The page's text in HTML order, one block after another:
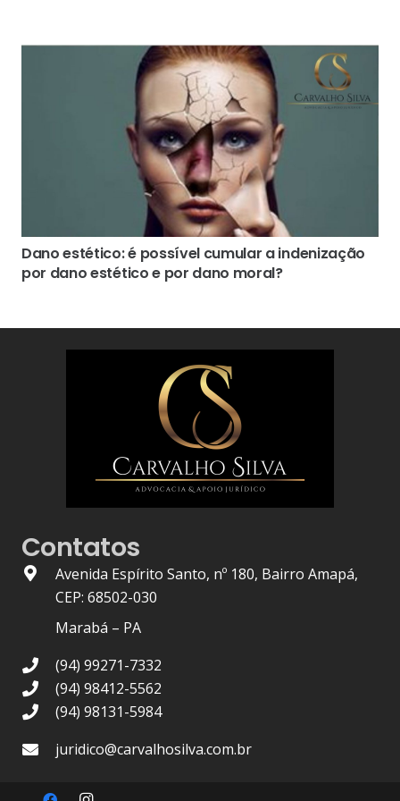
Dano estético: é possível cumular a indenização
por dano estético e por dano moral?
Contatos
Avenida Espírito Santo, nº 180, Bairro Amapá,
CEP: 68502-030
Marabá – PA
(94) 99271-7332
(94) 98412-5562
(94) 98131-5984
juridico@carvalhosilva.com.br